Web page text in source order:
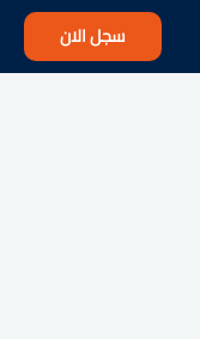
سجل الان